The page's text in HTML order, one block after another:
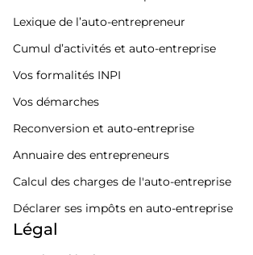
Lexique de l’auto-entrepreneur
Cumul d’activités et auto-entreprise
Vos formalités INPI
Vos démarches
Reconversion et auto-entreprise
Annuaire des entrepreneurs
Calcul des charges de l'auto-entreprise
Déclarer ses impôts en auto-entreprise
Légal